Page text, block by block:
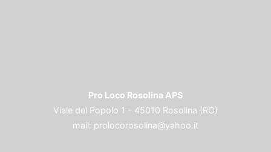
Pro Loco Rosolina APS
Viale del Popolo 1 - 45010 Rosolina (RO)
mail: prolocorosolina@yahoo.it